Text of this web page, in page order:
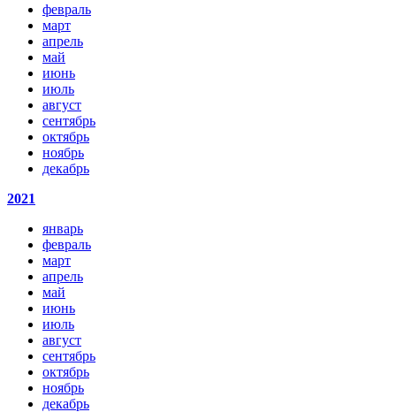
февраль
март
апрель
май
июнь
июль
август
сентябрь
октябрь
ноябрь
декабрь
2021
январь
февраль
март
апрель
май
июнь
июль
август
сентябрь
октябрь
ноябрь
декабрь